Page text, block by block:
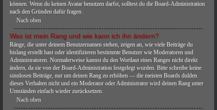
können. Wenn du keinen Avatar benutzen darfst, solltest du die Board-Administration
nach den Gründen dafür fragen.
Nach oben
Was ist mein Rang und wie kann ich ihn ändern?
Ränge, die unter deinem Benutzernamen stehen, zeigen an, wie viele Beiträge du
bislang erstellt hast oder identifizieren bestimmte Benutzer wie Moderatoren und
Administratoren. Normalerweise kannst du den Wortlaut eines Ranges nicht direkt
ändern, da sie von der Board-Administration festgelegt wurden. Bitte schreibe keine
sinnlosen Beiträge, nur um deinen Rang zu erhöhen — die meisten Boards dulden
dieses Verhalten nicht und ein Moderator oder Administrator wird deinen Rang unter
Umständen einfach wieder zurücksetzen.
Nach oben